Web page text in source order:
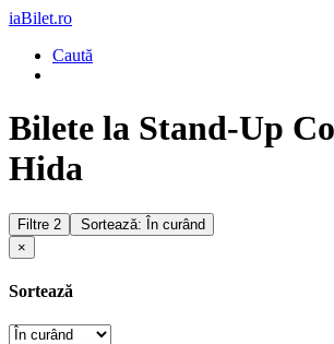
iaBilet.ro
Caută
Bilete la Stand-Up
Hida
Filtre 2
Sortează: În curând
×
Sortează